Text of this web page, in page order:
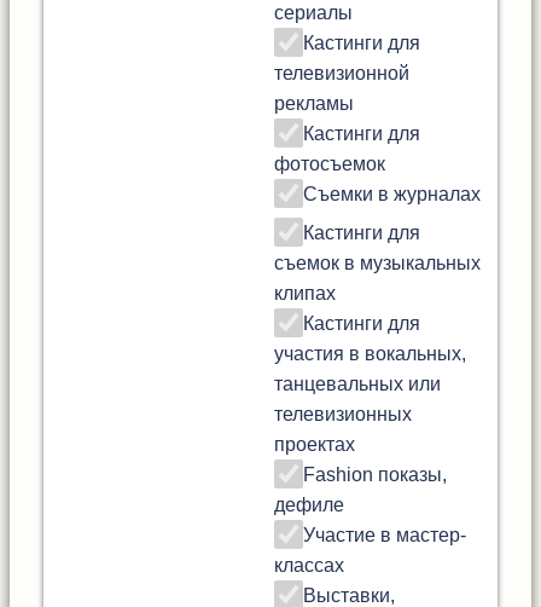
сериалы
Кастинги для
телевизионной
рекламы
Кастинги для
фотосъемок
Съемки в журналах
Кастинги для
съемок в музыкальных
клипах
Кастинги для
участия в вокальных,
танцевальных или
телевизионных
проектах
Fashion показы,
дефиле
Участие в мастер-
классах
Выставки,